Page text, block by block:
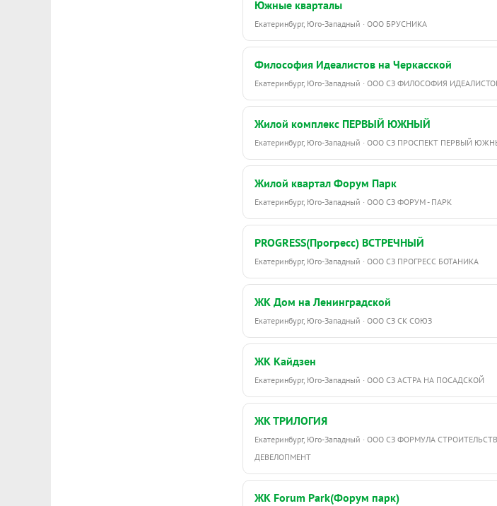
придумывать новые развлечения на
игровых комплексах. Взрослым понравится
на подвесных креслах в тени навеса или
прогуливаться по территории, где каждый
благоустроен для комфортного
Сдача дома на Ясной – во II квартале 2025
Подробнее о Дом «на Ясной»
Южные кварталы
Екатеринбург, Юго-Западный · ООО БРУСНИКА
Философия Идеалистов на Черкасской
Екатеринбург, Юго-Западный · ООО СЗ ФИЛОСОФИЯ
Жилой комплекс ПЕРВЫЙ ЮЖНЫЙ
Екатеринбург, Юго-Западный · ООО СЗ ПРОСПЕКТ ПЕРВЫЙ
Жилой квартал Форум Парк
Екатеринбург, Юго-Западный · ООО СЗ ФОРУМ - ПАРК
PROGRESS(Прогресс) ВСТРЕЧНЫЙ
Екатеринбург, Юго-Западный · ООО СЗ ПРОГРЕСС БОТАНИКА
ЖК Дом на Ленинградской
Екатеринбург, Юго-Западный · ООО СЗ СК СОЮЗ
ЖК Кайдзен
Екатеринбург, Юго-Западный · ООО СЗ АСТРА НА ПОСАДСКОЙ
ЖК ТРИЛОГИЯ
Екатеринбург, Юго-Западный · ООО СЗ ФОРМУЛА
ДЕВЕЛОПМЕНТ
ЖК Forum Park(Форум парк)